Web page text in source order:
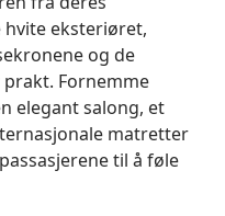
hvite eksteriøret,
og de
Fornemme
elegant salong, et
matretter
til å føle